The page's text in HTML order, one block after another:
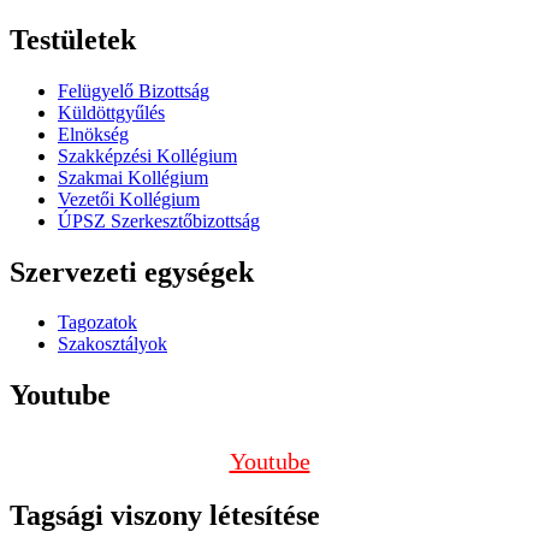
Testületek
Felügyelő Bizottság
Küldöttgyűlés
Elnökség
Szakképzési Kollégium
Szakmai Kollégium
Vezetői Kollégium
ÚPSZ Szerkesztőbizottság
Szervezeti egységek
Tagozatok
Szakosztályok
Youtube
Youtube
Tagsági viszony létesítése